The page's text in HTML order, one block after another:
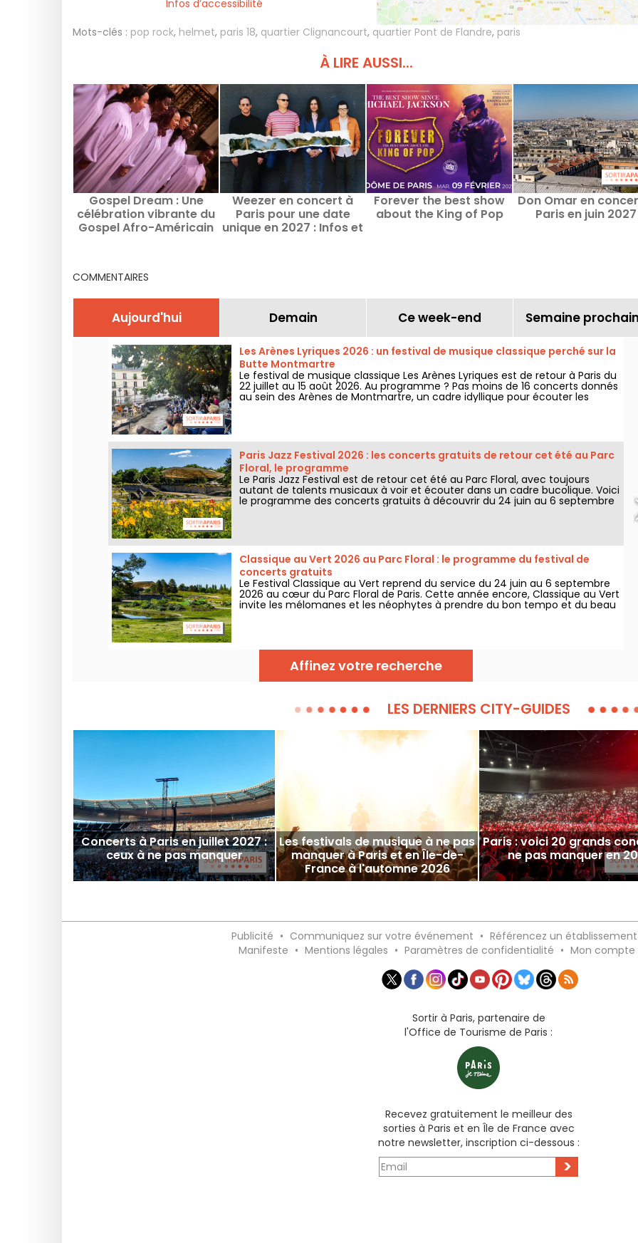
Infos d’accessibilité
Mots-clés : pop rock, helmet, paris 18, quartier Clignancourt, quartier Pont de Flandre, paris
À LIRE AUSSI...
Gospel Dream : Une
célébration vibrante du
Gospel Afro-Américain
Weezer en concert à
Paris pour une date
unique en 2027 : Infos et
Forever the best show
about the King of Pop
Don Omar en
Paris en juin 2027
COMMENTAIRES
Aujourd'hui Demain Ce week-end Semaine
Les Arènes Lyriques 2026 : un festival de musique classique perché sur la
Butte Montmartre
Le festival de musique classique Les Arènes Lyriques est de retour à Paris du
22 juillet au 15 août 2026. Au programme ? Pas moins de 16 concerts donnés
au sein des Arènes de Montmartre, un cadre idyllique pour écouter les
Paris Jazz Festival 2026 : les concerts gratuits de retour cet été au Parc
Floral, le programme
Le Paris Jazz Festival est de retour cet été au Parc Floral, avec toujours
autant de talents musicaux à voir et écouter dans un cadre bucolique. Voici
le programme des concerts gratuits à découvrir du 24 juin au 6 septembre
Classique au Vert 2026 au Parc Floral : le programme du festival de
concerts gratuits
Le Festival Classique au Vert reprend du service du 24 juin au 6 septembre
2026 au cœur du Parc Floral de Paris. Cette année encore, Classique au Vert
invite les mélomanes et les néophytes à prendre du bon tempo et du beau
Affinez votre recherche
LES DERNIERS CITY-GUIDES
Concerts à Paris en juillet 2027 :
ceux à ne pas manquer
Les festivals de musique à ne pas
manquer à Paris et en Île-de-
France à l'automne 2026
Paris : voici 20 grands
ne pas manquer en
Publicité • Communiquez sur votre événement • Référencez un établissement
Manifeste • Mentions légales • Paramètres de confidentialité • Mon compte
Sortir à Paris, partenaire de
l'Office de Tourisme de Paris :
Recevez gratuitement le meilleur des
sorties à Paris et en Île de France avec
notre newsletter, inscription ci-dessous :
>